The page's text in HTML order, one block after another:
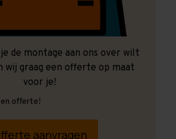
de montage aan ons over wilt
wij graag een offerte op maat
voor je!
offerte!
aanvragen